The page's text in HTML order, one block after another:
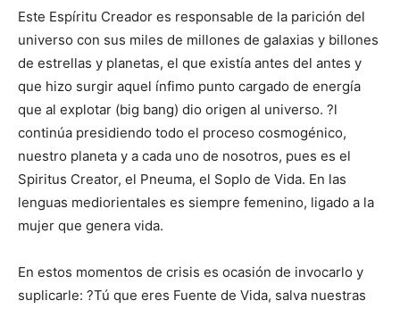
Este Espíritu Creador es responsable de la parición del
universo con sus miles de millones de galaxias y billones
de estrellas y planetas, el que existía antes del antes y
que hizo surgir aquel ínfimo punto cargado de energía
que al explotar (big bang) dio origen al universo. ?l
continúa presidiendo todo el proceso cosmogénico,
nuestro planeta y a cada uno de nosotros, pues es el
Spiritus Creator, el Pneuma, el Soplo de Vida. En las
lenguas mediorientales es siempre femenino, ligado a la
mujer que genera vida.
En estos momentos de crisis es ocasión de invocarlo y
suplicarle: ?Tú que eres Fuente de Vida, salva nuestras